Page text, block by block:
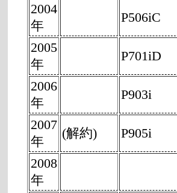
2004
年
P506iC
2005
年
P701iD
2006
年
P903i
2007
年
(解約)
P905i
2008
年